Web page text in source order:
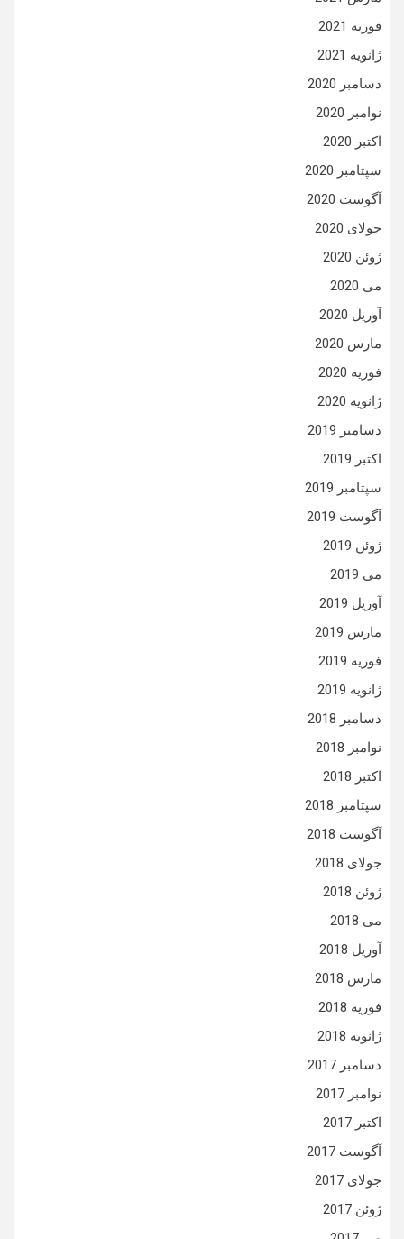
فوریه 2021
ژانویه 2021
دسامبر 2020
نوامبر 2020
اکتبر 2020
سپتامبر 2020
آگوست 2020
جولای 2020
ژوئن 2020
می 2020
آوریل 2020
مارس 2020
فوریه 2020
ژانویه 2020
دسامبر 2019
اکتبر 2019
سپتامبر 2019
آگوست 2019
ژوئن 2019
می 2019
آوریل 2019
مارس 2019
فوریه 2019
ژانویه 2019
دسامبر 2018
نوامبر 2018
اکتبر 2018
سپتامبر 2018
آگوست 2018
جولای 2018
ژوئن 2018
می 2018
آوریل 2018
مارس 2018
فوریه 2018
ژانویه 2018
دسامبر 2017
نوامبر 2017
اکتبر 2017
آگوست 2017
جولای 2017
ژوئن 2017